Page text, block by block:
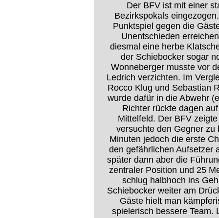
Der BFV ist mit einer
Bezirkspokals
Punktspiel gegen die
Unentschieden
diesmal eine herbe
der Schiebocker sogar
Wonneberger musste vor
Ledrich verzichten. Im
Rocco Klug und Sebastian
wurde dafür in die Abwehr
Richter rückte dagen
Mittelfeld. Der BFV
versuchte den Gegner zu
Minuten jedoch die erste
den gefährlichen Aufsetzer
später dann aber die
zentraler Position und 25
schlug halbhoch ins
Schiebocker weiter am
Gäste hielt man
spielerisch bessere Team.